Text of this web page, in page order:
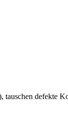
defekte